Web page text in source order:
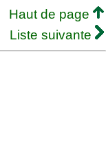
Haut de page
Liste suivante